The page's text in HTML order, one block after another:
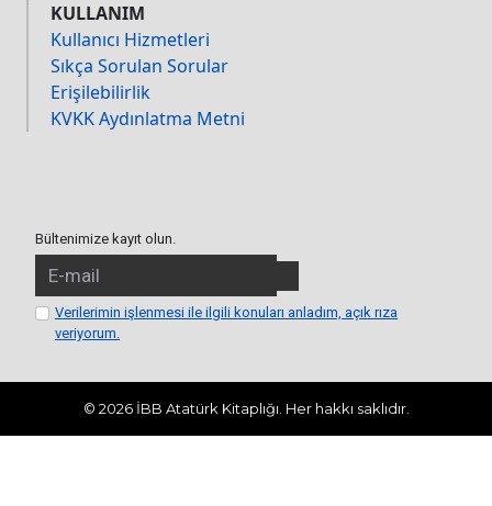
KULLANIM
Kullanıcı Hizmetleri
Sıkça Sorulan Sorular
Erişilebilirlik
KVKK Aydınlatma Metni
Bültenimize kayıt olun.
Verilerimin işlenmesi ile ilgili konuları anladım, açık rıza
veriyorum.
© 2026 İBB Atatürk Kitaplığı. Her hakkı saklıdır.